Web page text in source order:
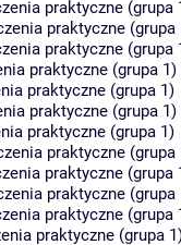
praktyczne (grupa
praktyczne (grupa
praktyczne (grupa
praktyczne (grupa 1)
praktyczne (grupa 1)
praktyczne (grupa 1)
praktyczne (grupa 1)
praktyczne (grupa
praktyczne (grupa
praktyczne (grupa
praktyczne (grupa
praktyczne (grupa